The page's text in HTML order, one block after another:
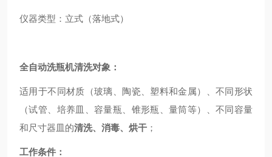
仪器类型：立式（落地式）
全自动洗瓶机清洗对象：
适用于不同材质（玻璃、陶瓷、塑料和金属）、不同形状
（试管、培养皿、容量瓶、锥形瓶、量筒等）、不同容量
和尺寸器皿的清洗、消毒、烘干 ；
工作条件：